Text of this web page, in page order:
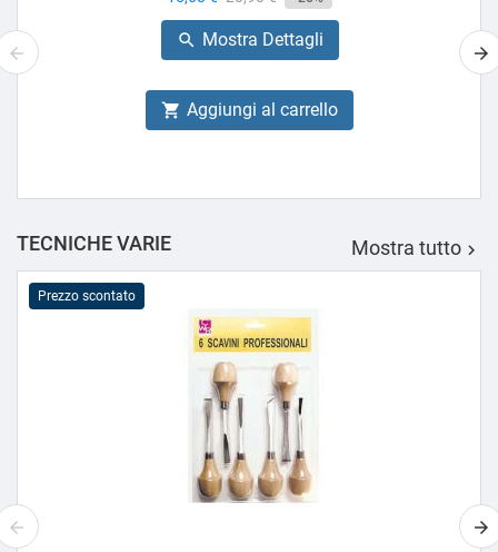
base
 Mostra Dettagli
 Aggiungi al carrello
TECNICHE VARIE Mostra tutto 
Prezzo scontato